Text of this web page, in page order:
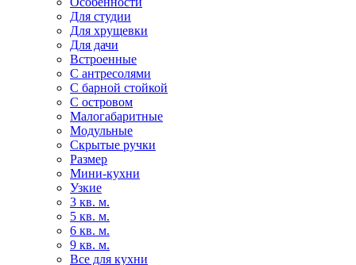
Для студии
Для хрущевки
Для дачи
Встроенные
С антресолями
С барной стойкой
С островом
Малогабаритные
Модульные
Скрытые ручки
Размер
Мини-кухни
Узкие
3 кв. м.
5 кв. м.
6 кв. м.
9 кв. м.
Все для кухни